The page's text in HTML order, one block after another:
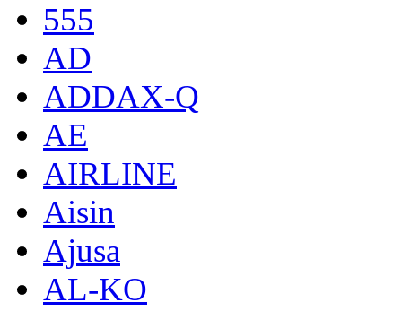
555
AD
ADDAX-Q
AE
AIRLINE
Aisin
Ajusa
AL-KO